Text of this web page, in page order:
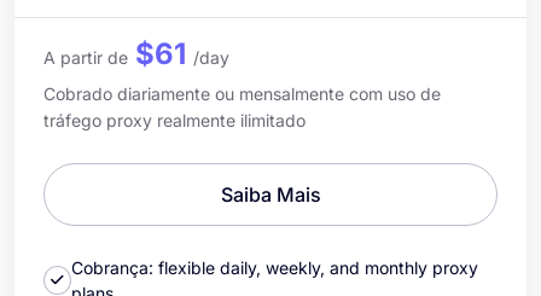
A partir de $61 /day
Cobrado diariamente ou mensalmente com uso de
tráfego proxy realmente ilimitado
Saiba Mais
Cobrança: flexible daily, weekly, and monthly proxy